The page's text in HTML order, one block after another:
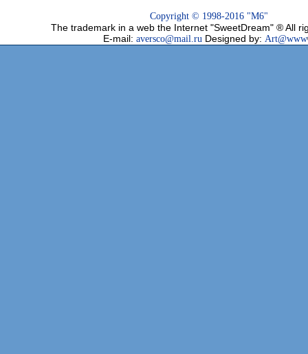
Copyright © 1998-2016 "M6"
The trademark in a web the Internet "SweetDream" ® All
E-mail: aversco@mail.ru Designed by: Art@www